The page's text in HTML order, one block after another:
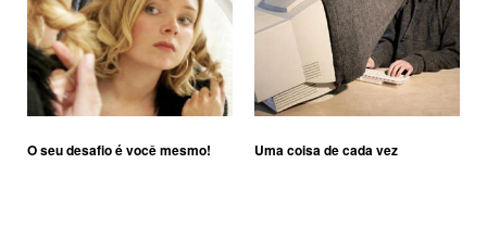
O seu desafio é você mesmo! Uma coisa de cada vez